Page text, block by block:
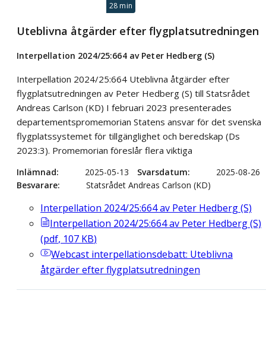
28 min
Uteblivna åtgärder efter flygplatsutredningen
Interpellation 2024/25:664 av Peter Hedberg (S)
Interpellation 2024/25:664 Uteblivna åtgärder efter
flygplatsutredningen av Peter Hedberg (S) till Statsrådet
Andreas Carlson (KD) I februari 2023 presenterades
departementspromemorian Statens ansvar för det svenska
flygplatssystemet för tillgänglighet och beredskap (Ds
2023:3). Promemorian föreslår flera viktiga
Inlämnad 2025-05-13 Svarsdatum
2025-08-26
Besvarare
Statsrådet Andreas Carlson (KD)
Interpellation 2024/25:664 av Peter Hedberg (S)
Interpellation 2024/25:664 av Peter Hedberg (S)
(pdf, 107 KB)
Webcast interpellationsdebatt: Uteblivna
åtgärder efter flygplatsutredningen